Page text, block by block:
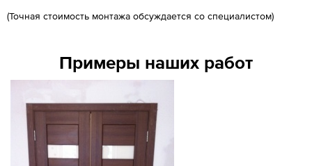
(Точная стоимость монтажа обсуждается со специалистом)
Примеры наших работ